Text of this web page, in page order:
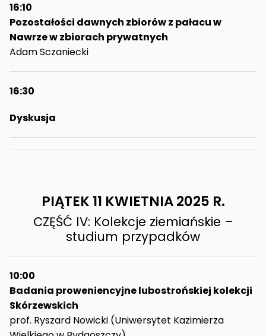
16:10
Pozostałości dawnych zbiorów z pałacu w
Nawrze w zbiorach prywatnych
Adam Sczaniecki
16:30
Dyskusja
PIĄTEK 11 KWIETNIA 2025 R.
CZĘŚĆ IV: Kolekcje ziemiańskie –
studium przypadków
10:00
Badania proweniencyjne lubostrońskiej kolekcji
Skórzewskich
prof. Ryszard Nowicki (Uniwersytet Kazimierza